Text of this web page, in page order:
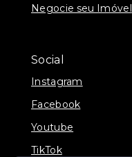
Negocie seu Imóvel
Social
Instagram
Facebook
Youtube
TikTok